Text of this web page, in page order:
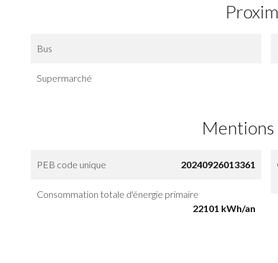
Bus
Supermarché
Mentions
PEB code unique 20240926013361
Consommation totale d'énergie primaire
22101 kWh/an